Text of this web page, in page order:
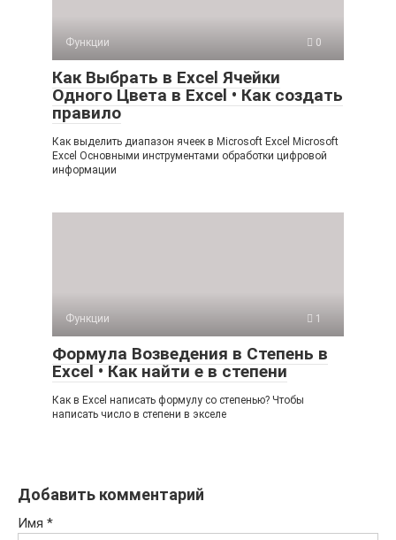
Функции 0
Как Выбрать в Excel Ячейки
Одного Цвета в Excel • Как создать
правило
Как выделить диапазон ячеек в Microsoft Excel Microsoft
Excel Основными инструментами обработки цифровой
информации
Функции 1
Формула Возведения в Степень в
Excel • Как найти е в степени
Как в Excel написать формулу со степенью? Чтобы
написать число в степени в экселе
Добавить комментарий
Имя *